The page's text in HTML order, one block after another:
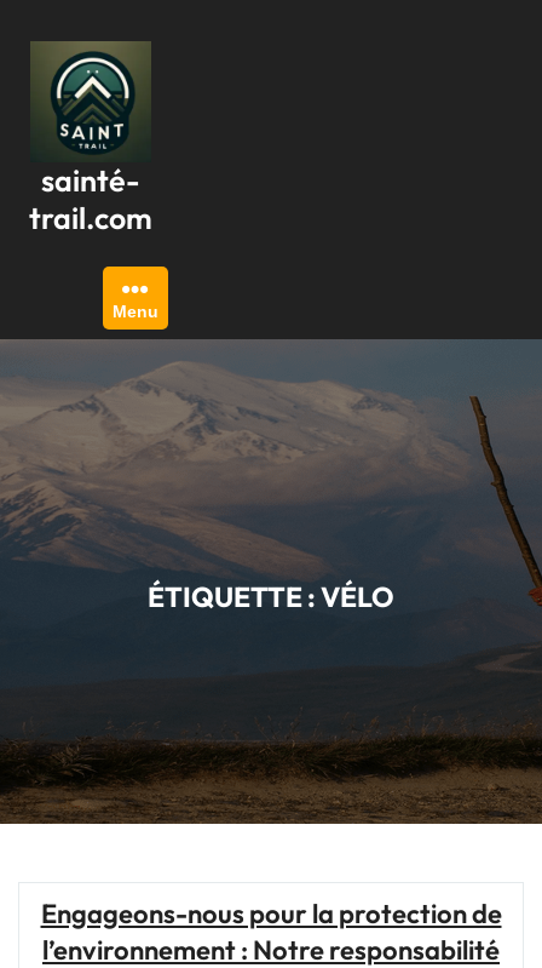
contenu
sainté-
trail.com
Menu
ÉTIQUETTE :VÉLO
Engageons-nous pour la protection de
l’environnement : Notre responsabilité